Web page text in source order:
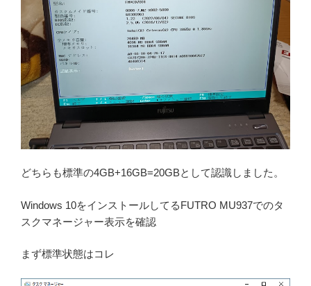
どちらも標準の4GB+16GB=20GBとして認識しました。
Windows 10をインストールしてるFUTRO MU937でのタ
スクマネージャー表示を確認
まず標準状態はコレ